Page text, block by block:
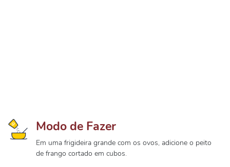
Modo de Fazer
Em uma frigideira grande com os ovos, adicione o peito
de frango cortado em cubos.